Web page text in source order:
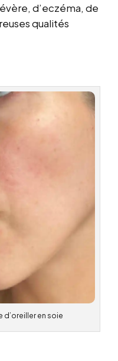
d’eczéma, de
qualités
d’oreiller en soie